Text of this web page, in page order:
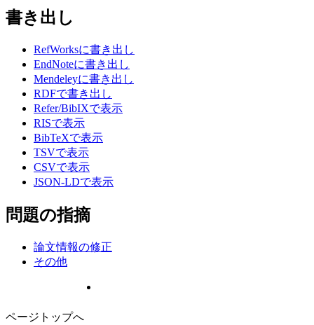
書き出し
RefWorksに書き出し
EndNoteに書き出し
Mendeleyに書き出し
RDFで書き出し
Refer/BibIXで表示
RISで表示
BibTeXで表示
TSVで表示
CSVで表示
JSON-LDで表示
問題の指摘
論文情報の修正
その他
ページトップへ